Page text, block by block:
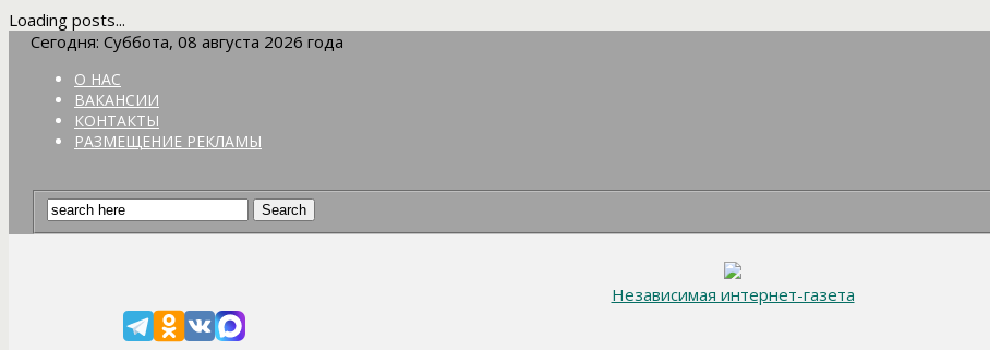
Loading posts...
Сегодня: Суббота, 08 августа 2026 года
О НАС
ВАКАНСИИ
КОНТАКТЫ
РАЗМЕЩЕНИЕ РЕКЛАМЫ
Независимая интернет-газета